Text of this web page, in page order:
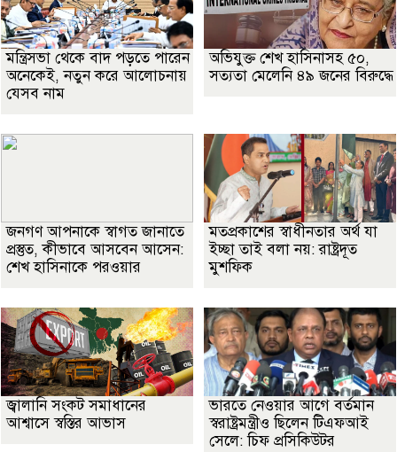
মন্ত্রিসভা থেকে বাদ পড়তে পারেন
অনেকেই, নতুন করে আলোচনায়
যেসব নাম
অভিযুক্ত শেখ হাসিনাসহ ৫০,
সত্যতা মেলেনি ৪৯ জনের বিরুদ্ধে
জনগণ আপনাকে স্বাগত জানাতে
প্রস্তুত, কীভাবে আসবেন আসেন:
শেখ হাসিনাকে পরওয়ার
মতপ্রকাশের স্বাধীনতার অর্থ যা
ইচ্ছা তাই বলা নয়: রাষ্ট্রদূত
মুশফিক
জ্বালানি সংকট সমাধানের
আশ্বাসে স্বস্তির আভাস
ভারতে নেওয়ার আগে বর্তমান
স্বরাষ্ট্রমন্ত্রীও ছিলেন টিএফআই
সেলে: চিফ প্রসিকিউটর